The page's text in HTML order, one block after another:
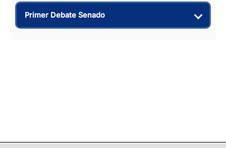
Primer Debate Senado